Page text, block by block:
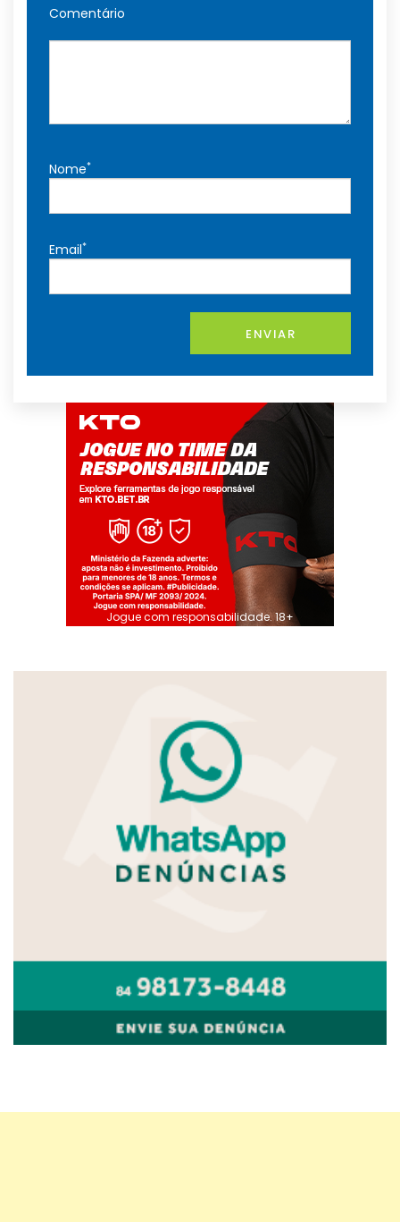
Comentário
Nome*
Email*
ENVIAR
Jogue com responsabilidade. 18+